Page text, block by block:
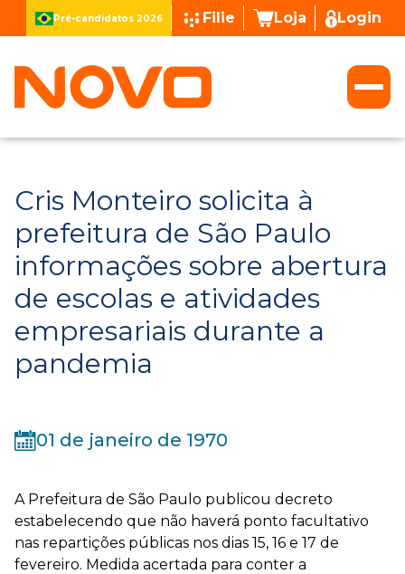
Pré-candidatos 2026 Filie Loja Login
Cris Monteiro solicita à
prefeitura de São Paulo
informações sobre abertura
de escolas e atividades
empresariais durante a
pandemia
01 de janeiro de 1970
A Prefeitura de São Paulo publicou decreto
estabelecendo que não haverá ponto facultativo
nas repartições públicas nos dias 15, 16 e 17 de
fevereiro. Medida acertada para conter a